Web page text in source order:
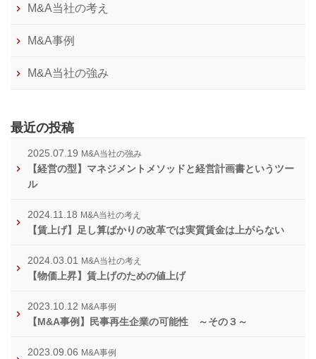
M&A当社の考え
M&A事例
M&A当社の強み
最近の投稿
2025.07.19 M&A当社の強み
【経営の型】マネジメントメソッドと経営計画書というツー
ル
2024.11.18 M&A当社の考え
【賃上げ】足し算ばかりの改革では実質賃金は上がらない
2024.03.01 M&A当社の考え
【物価上昇】賃上げのための値上げ
2023.10.12 M&A事例
【M&A事例】民事再生企業の可能性 ～その３～
2023.09.06 M&A事例